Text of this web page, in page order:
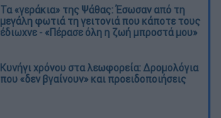
Τα «γεράκια» της Ψάθας: Έσωσαν από τη
μεγάλη φωτιά τη γειτονιά που κάποτε τους
έδιωχνε - «Πέρασε όλη η ζωή μπροστά μου»
Κυνήγι χρόνου στα λεωφορεία: Δρομολόγια
που «δεν βγαίνουν» και προειδοποιήσεις